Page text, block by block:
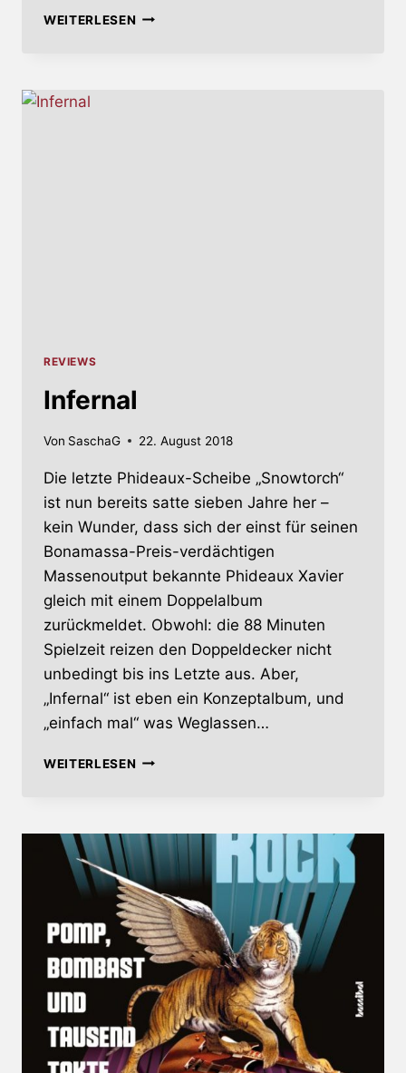
WEITERLESENLIES
REVIEWS
Infernal
Von SaschaG 22. August 2018
Die letzte Phideaux-Scheibe „Snowtorch“
ist nun bereits satte sieben Jahre her –
kein Wunder, dass sich der einst für seinen
Bonamassa-Preis-verdächtigen
Massenoutput bekannte Phideaux Xavier
gleich mit einem Doppelalbum
zurückmeldet. Obwohl: die 88 Minuten
Spielzeit reizen den Doppeldecker nicht
unbedingt bis ins Letzte aus. Aber,
„Infernal“ ist eben ein Konzeptalbum, und
„einfach mal“ was Weglassen…
WEITERLESENINFERNAL